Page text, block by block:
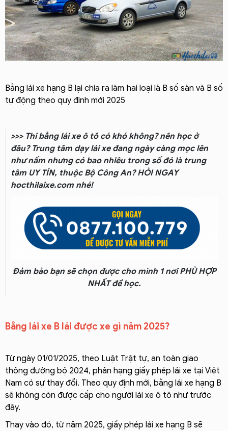
Bằng lái xe hạng B lại chia ra làm hai loại là B số sàn và B số
tự động theo quy đinh mới 2025
>>> Thi bằng lái xe ô tô có khó không? nên học ở
đâu? Trung tâm dạy lái xe đang ngày càng mọc lên
như nấm nhưng có bao nhiêu trong số đó là trung
tâm UY TÍN, thuộc Bộ Công An? HỎI NGAY
hocthilaixe.com nhé!
Đảm bảo bạn sẽ chọn được cho mình 1 nơi PHÙ HỢP
NHẤT để học.
Bằng lái xe B lái được xe gì năm 2025?
Từ ngày 01/01/2025, theo Luật Trật tự, an toàn giao
thông đường bộ 2024, phân hạng giấy phép lái xe tại Việt
Nam có sự thay đổi. Theo quy định mới, bằng lái xe hạng B
sẽ không còn được cấp cho người lái xe ô tô như trước
đây.
Thay vào đó, từ năm 2025, giấy phép lái xe hạng B sẽ